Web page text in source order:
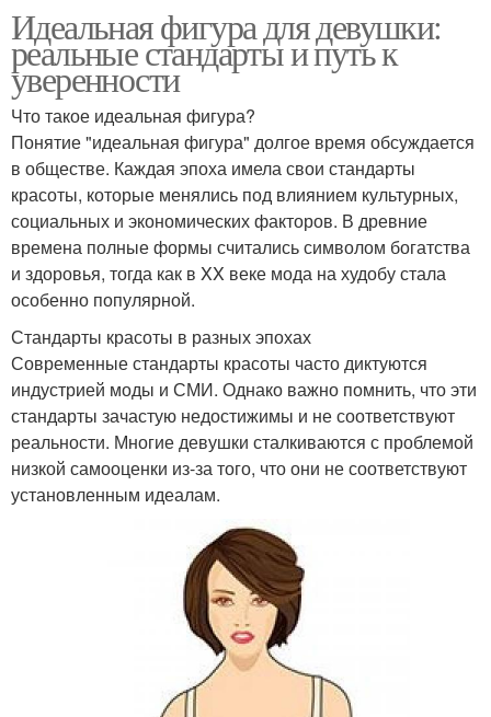
Идеальная фигура для девушки:
реальные стандарты и путь к
уверенности
Что такое идеальная фигура?
Понятие "идеальная фигура" долгое время обсуждается
в обществе. Каждая эпоха имела свои стандарты
красоты, которые менялись под влиянием культурных,
социальных и экономических факторов. В древние
времена полные формы считались символом богатства
и здоровья, тогда как в XX веке мода на худобу стала
особенно популярной.
Стандарты красоты в разных эпохах
Современные стандарты красоты часто диктуются
индустрией моды и СМИ. Однако важно помнить, что эти
стандарты зачастую недостижимы и не соответствуют
реальности. Многие девушки сталкиваются с проблемой
низкой самооценки из-за того, что они не соответствуют
установленным идеалам.